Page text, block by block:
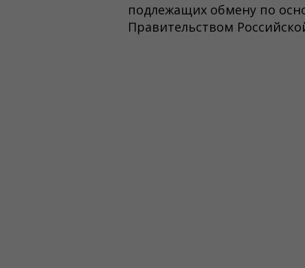
подлежащих обмену по
Правительством